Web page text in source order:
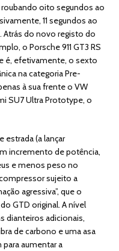
oito segundos ao
11 segundos ao
do novo registo do
o Porsche 911 GT3 RS
é, efetivamente, o sexto
na categoria Pre-
à sua frente o VW
SU7 Ultra Prototype, o
estrada (a lançar
incremento de potência,
e menos peso no
sujeito a
agressiva”, que o
GTD original. A nível
dianteiros adicionais,
de carbono e uma asa
aumentar a